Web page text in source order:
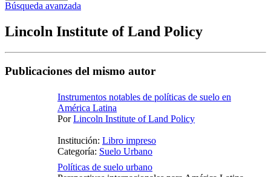
Búsqueda avanzada
Lincoln Institute of Land Policy
Publicaciones del mismo autor
Instrumentos notables de políticas de suelo en
América Latina
PorLincoln Institute of Land Policy
Institución: Libro impreso
Categoría: Suelo Urbano
Políticas de suelo urbano